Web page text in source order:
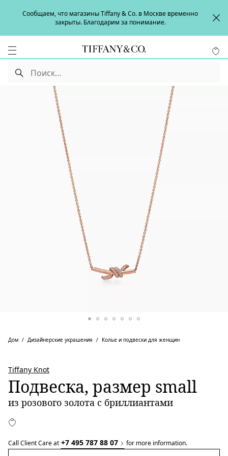
Сообщаем, что магазины Tiffany & Co. в Москве временно
закрыты. Благодарим за понимание.
Дом Дизайнерские украшения Колье и подвески для женщин
Tiffany Knot
Подвеска, размер small
из розового золота с бриллиантами
Call Client Care at +7 495 787 88 07 for more information.